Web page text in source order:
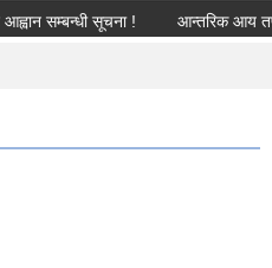
सम्बन्धी सूचना ! आन्तरिक आय